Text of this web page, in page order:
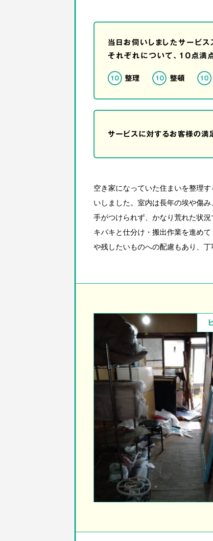
当日お伺いしましたサービス
それぞれについて、10点満
10 整理 10 整頓 10
サービスに対するお客様の満
空き家になっていた住まいを整理
いしました。室内は長年の埃や傷
手がつけられず、かなり荒れた状
キパキと仕分け・搬出作業を進め
や残したいものへの配慮もあり、丁